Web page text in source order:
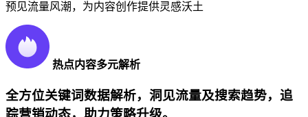
预见流量风潮，为内容创作提供灵感沃土
热点内容多元解析
全方位关键词数据解析，洞见流量及搜索趋势，追
踪营销动态，助力策略升级。